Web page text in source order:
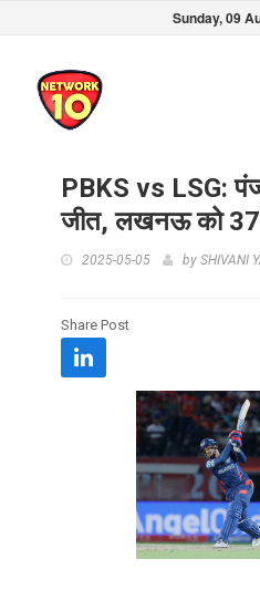
Sunday, 09
PBKS vs LSG:
जीत, लखनऊ को 37
2025-05-05 by SHIVANI
Share Post